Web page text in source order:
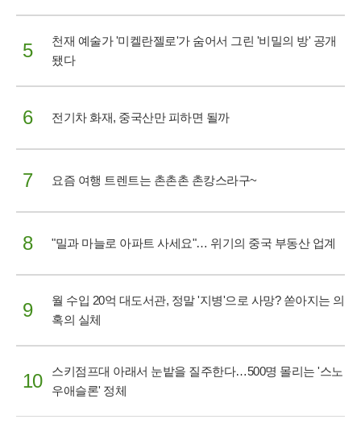
5
천재 예술가 '미켈란젤로'가 숨어서 그린 '비밀의 방' 공개
됐다
6 전기차 화재, 중국산만 피하면 될까
7 요즘 여행 트렌트는 촌촌촌 촌캉스라구~
8 "밀과 마늘로 아파트 사세요"… 위기의 중국 부동산 업계
9
월 수입 20억 대도서관, 정말 '지병'으로 사망? 쏟아지는 의
혹의 실체
10
스키점프대 아래서 눈밭을 질주한다…500명 몰리는 '스노
우애슬론' 정체